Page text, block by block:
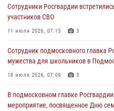
29 июля 2026, 14:37
Росгвардейцы задержали
27 июля 2026, 14:12
В День парашютиста героем
26 июля 2026, 16:42
Сотрудники Росгвардии
участников СВО
11 июля 2026, 07:15 3
Сотрудник подмосковного главка
мужества для школьников в
18 июля 2026, 07:09 3
В подмосковном главке
мероприятие, посвященное Дню